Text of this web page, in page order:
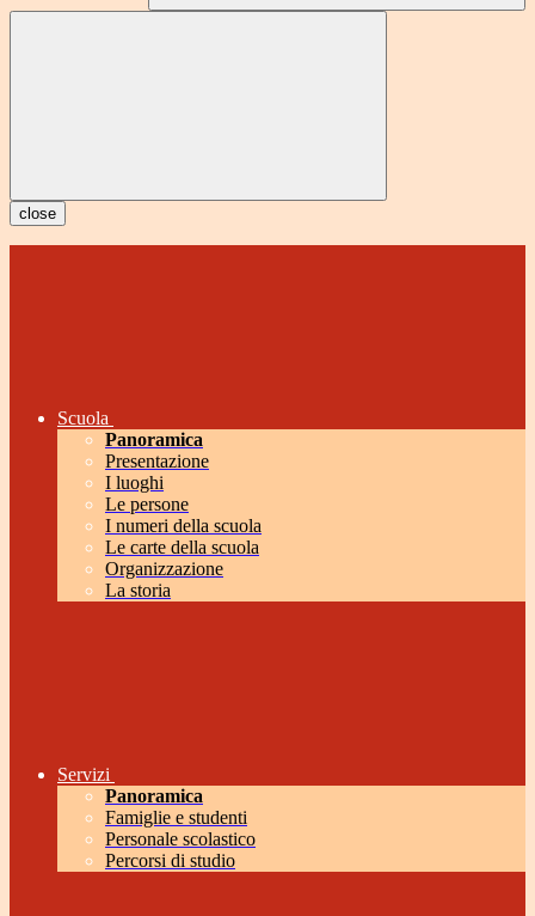
close
Scuola
Panoramica
Presentazione
I luoghi
Le persone
I numeri della scuola
Le carte della scuola
Organizzazione
La storia
Servizi
Panoramica
Famiglie e studenti
Personale scolastico
Percorsi di studio